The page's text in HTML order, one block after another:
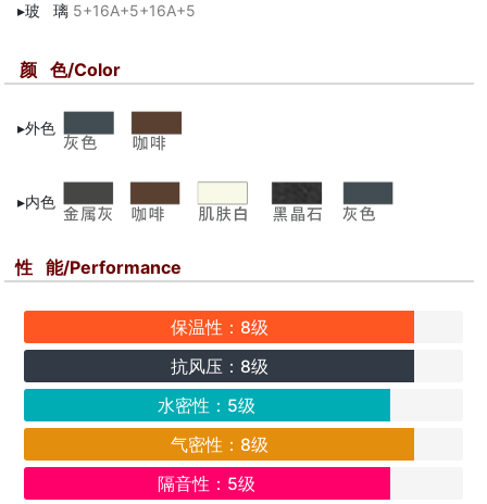
▸玻 璃 5+16A+5+16A+5
颜 色/Color
▸外色
▸内色
性 能/Performance
保温性：8级
抗风压：8级
水密性：5级
气密性：8级
隔音性：5级